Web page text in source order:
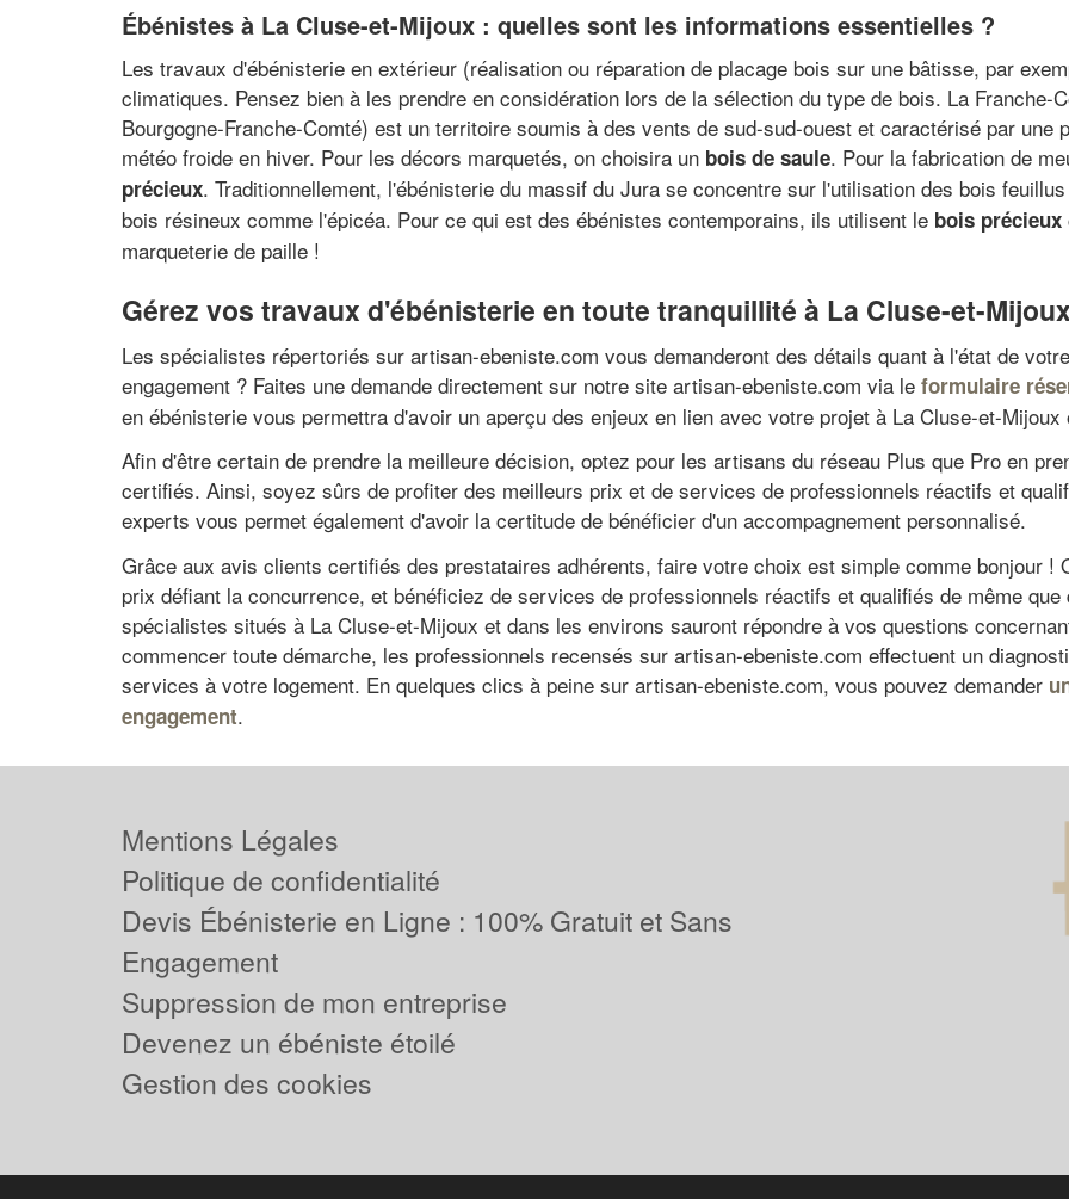
Ébénistes à La Cluse-et-Mijoux : quelles sont les informations essentielles ?
Les travaux d'ébénisterie en extérieur (réalisation ou réparation de placage bois sur une bâtisse, par
climatiques. Pensez bien à les prendre en considération lors de la sélection du type de bois. La Franche-
Bourgogne-Franche-Comté) est un territoire soumis à des vents de sud-sud-ouest et caractérisé par une
météo froide en hiver. Pour les décors marquetés, on choisira un bois de saule. Pour la fabrication de
précieux. Traditionnellement, l'ébénisterie du massif du Jura se concentre sur l'utilisation des bois
bois résineux comme l'épicéa. Pour ce qui est des ébénistes contemporains, ils utilisent le bois précieux
marqueterie de paille !
Gérez vos travaux d'ébénisterie en toute tranquillité à La Cluse-et-Mijoux
Les spécialistes répertoriés sur artisan-ebeniste.com vous demanderont des détails quant à l'état de
engagement ? Faites une demande directement sur notre site artisan-ebeniste.com via le formulaire
en ébénisterie vous permettra d'avoir un aperçu des enjeux en lien avec votre projet à La Cluse-et-
Afin d'être certain de prendre la meilleure décision, optez pour les artisans du réseau Plus que Pro en
certifiés. Ainsi, soyez sûrs de profiter des meilleurs prix et de services de professionnels réactifs et
experts vous permet également d'avoir la certitude de bénéficier d'un accompagnement personnalisé.
Grâce aux avis clients certifiés des prestataires adhérents, faire votre choix est simple comme bonjour !
prix défiant la concurrence, et bénéficiez de services de professionnels réactifs et qualifiés de même
spécialistes situés à La Cluse-et-Mijoux et dans les environs sauront répondre à vos questions
commencer toute démarche, les professionnels recensés sur artisan-ebeniste.com effectuent un
services à votre logement. En quelques clics à peine sur artisan-ebeniste.com, vous pouvez demander
engagement.
Mentions Légales
Politique de confidentialité
Devis Ébénisterie en Ligne : 100% Gratuit et Sans
Engagement
Suppression de mon entreprise
Devenez un ébéniste étoilé
Gestion des cookies